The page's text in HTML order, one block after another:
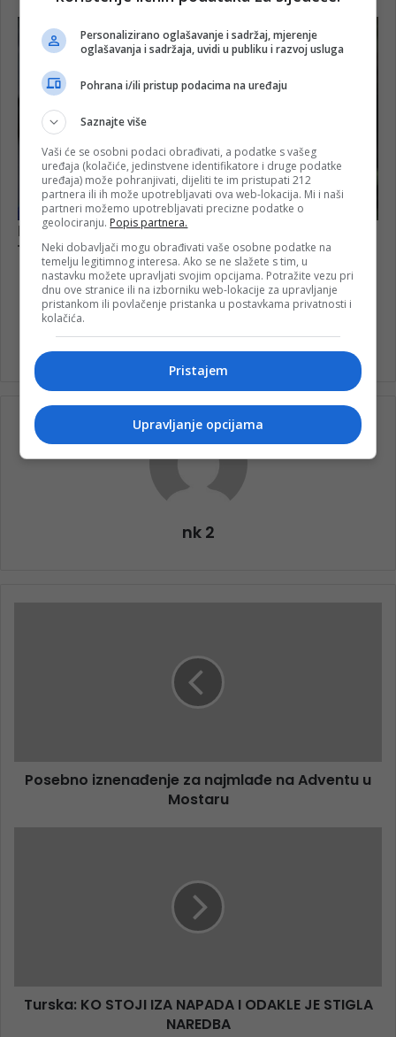
Skupština HNK
nk 2
Posebno iznenađenje za najmlađe na Adventu u
Mostaru
Turska: KO STOJI IZA NAPADA I ODAKLE JE STIGLA
NAREDBA
Personalizirano oglašavanje i sadržaj, mjerenje
oglašavanja i sadržaja, uvidi u publiku i razvoj usluga
Pohrana i/ili pristup podacima na uređaju
Saznajte više
Vaši će se osobni podaci obrađivati, a podatke s vašeg
uređaja (kolačiće, jedinstvene identifikatore i druge podatke
uređaja) može pohranjivati, dijeliti te im pristupati 212
partnera ili ih može upotrebljavati ova web-lokacija. Mi i naši
partneri možemo upotrebljavati precizne podatke o
geolociranju. Popis partnera.
Neki dobavljači mogu obrađivati vaše osobne podatke na
temelju legitimnog interesa. Ako se ne slažete s tim, u
nastavku možete upravljati svojim opcijama. Potražite vezu pri
dnu ove stranice ili na izborniku web-lokacije za upravljanje
pristankom ili povlačenje pristanka u postavkama privatnosti i
kolačića.
Pristajem
Upravljanje opcijama